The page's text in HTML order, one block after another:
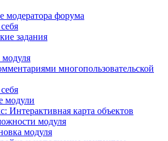
модератора форума
задания
модуля
многопользовательской
модули
Интерактивная карта объектов
модуля
модуля